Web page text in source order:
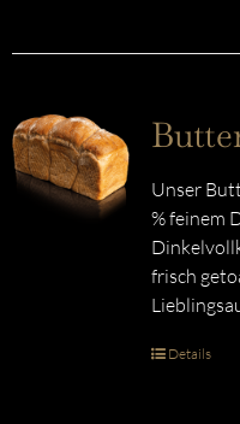
Unser
% feinem
frisch
Details